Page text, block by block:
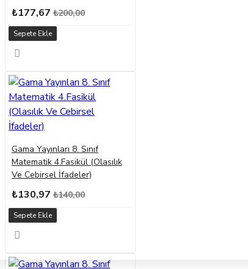
₺177,67 ₺200,00
Sepete Ekle
Gama Yayınları 8. Sınıf
Matematik 4.Fasikül (Olasılık
Ve Cebirsel İfadeler)
₺130,97 ₺140,00
Sepete Ekle